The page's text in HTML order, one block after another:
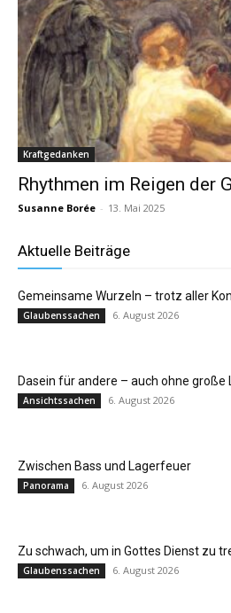
Kraftgedanken
Rhythmen im Reigen der
Susanne Borée - 13. Mai 2025
Aktuelle Beiträge
Gemeinsame Wurzeln – trotz aller
Glaubenssachen 6. August 2026
Dasein für andere – auch ohne große
Ansichtssachen 6. August 2026
Zwischen Bass und Lagerfeuer
Panorama 6. August 2026
Zu schwach, um in Gottes Dienst zu
Glaubenssachen 6. August 2026